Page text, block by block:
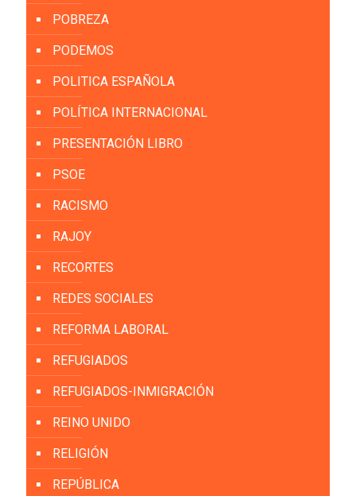
POBREZA
PODEMOS
POLITICA ESPAÑOLA
POLÍTICA INTERNACIONAL
PRESENTACIÓN LIBRO
PSOE
RACISMO
RAJOY
RECORTES
REDES SOCIALES
REFORMA LABORAL
REFUGIADOS
REFUGIADOS-INMIGRACIÓN
REINO UNIDO
RELIGIÓN
REPÚBLICA